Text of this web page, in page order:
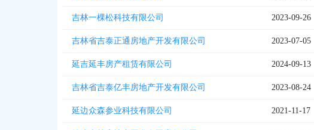
吉林一棵松科技有限公司 2023-09-26
吉林省吉泰正通房地产开发有限公司 2023-07-05
延吉延丰房产租赁有限公司 2024-09-13
吉林省吉泰亿丰房地产开发有限公司 2023-08-24
延边众森参业科技有限公司 2021-11-17